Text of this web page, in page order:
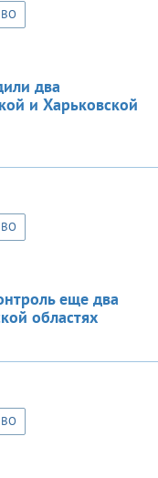
два
и Харьковской
еще два
областях